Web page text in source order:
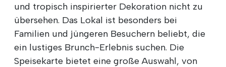
und tropisch inspirierter Dekoration nicht zu
übersehen. Das Lokal ist besonders bei
Familien und jüngeren Besuchern beliebt, die
ein lustiges Brunch-Erlebnis suchen. Die
Speisekarte bietet eine große Auswahl, von